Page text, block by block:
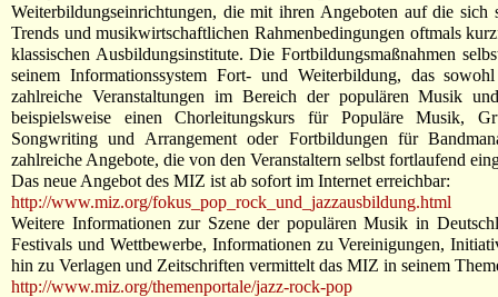
Weiterbildungseinrichtungen, die mit ihren Angeboten auf die sich
Trends und musikwirtschaftlichen Rahmenbedingungen oftmals
klassischen Ausbildungsinstitute. Die Fortbildungsmaßnahmen
seinem Informationssystem Fort- und Weiterbildung, das
zahlreiche Veranstaltungen im Bereich der populären Musik
beispielsweise einen Chorleitungskurs für Populäre Musik,
Songwriting und Arrangement oder Fortbildungen für
zahlreiche Angebote, die von den Veranstaltern selbst fortlaufend
Das neue Angebot des MIZ ist ab sofort im Internet erreichbar:
http://www.miz.org/fokus_pop_rock_und_jazzausbildung.html
Weitere Informationen zur Szene der populären Musik in
Festivals und Wettbewerbe, Informationen zu Vereinigungen,
hin zu Verlagen und Zeitschriften vermittelt das MIZ in seinem
http://www.miz.org/themenportale/jazz-rock-pop